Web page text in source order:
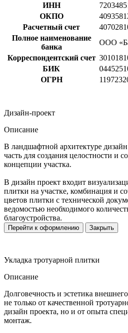
ИНН
ОКПО
Расчетный счет
Полное наименование
банка
ООО
Корреспондентский счет
БИК
ОГРН
Дизайн-проект
Описание
В ландшафтной архитектуре
часть для создания целостности и
концепции участка.
В дизайн проект входит
плитки на участке, комбинация и
цветов плитки с технической
ведомостью необходимого
благоустройства.
Перейти к оформлению Закрыть
Укладка тротуарной плитки
Описание
Долговечность и эстетика
не только от качественной
дизайн проекта, но и от опыта
монтаж.